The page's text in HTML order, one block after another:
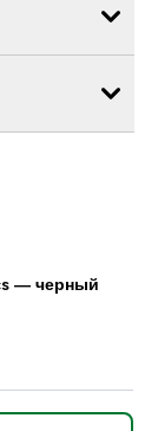
— черный